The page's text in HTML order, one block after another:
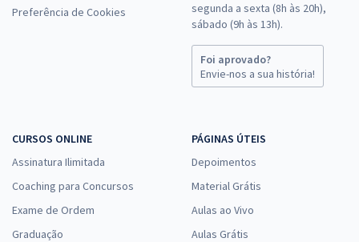
Preferência de Cookies
segunda a sexta (8h às 20h),
sábado (9h às 13h).
Foi aprovado?
Envie-nos a sua história!
CURSOS ONLINE
Assinatura Ilimitada
Coaching para Concursos
Exame de Ordem
Graduação
PÁGINAS ÚTEIS
Depoimentos
Material Grátis
Aulas ao Vivo
Aulas Grátis